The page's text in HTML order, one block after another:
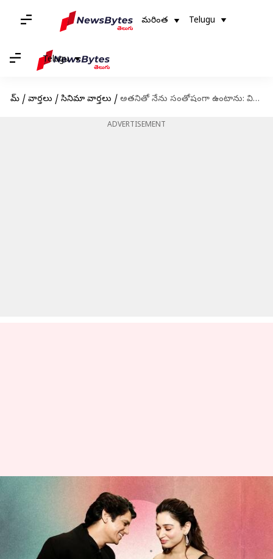
మరింత Telugu
Telugu
హోమ్ / వార్తలు / సినిమా వార్తలు / అతనితో నేను సంతోషంగా ఉంటాను: విజయ్ వర్మతో బంధంపై తమన్నా మాటలు
ADVERTISEMENT
అతనితో నేను సంతోషంగా ఉంటాను:
విజయ్ వర్మతో బంధంపై తమన్నా
మాటలు
Sriram Pranateja Jun 13, 2023 11:12 am